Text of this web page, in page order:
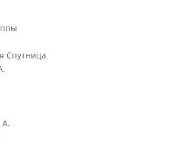
Спутница